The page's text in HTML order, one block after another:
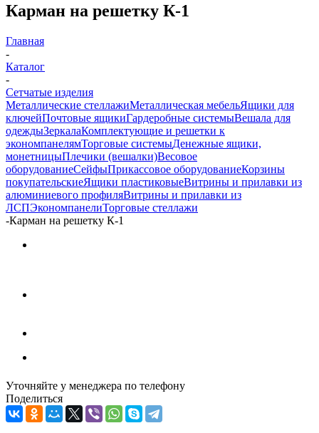
Карман на решетку К-1
Главная
-
Каталог
-
Сетчатые изделия
Металлические стеллажиМеталлическая мебельЯщики для
ключейПочтовые ящикиГардеробные системыВешала для
одеждыЗеркалаКомплектующие и решетки к
экономпанелямТорговые системыДенежные ящики,
монетницыПлечики (вешалки)Весовое
оборудованиеСейфыПрикассовое оборудованиеКорзины
покупательскиеЯщики пластиковыеВитрины и прилавки из
алюминиевого профиляВитрины и прилавки из
ЛСПЭкономпанелиТорговые стеллажи
-Карман на решетку К-1
Уточняйте у менеджера по телефону
Поделиться